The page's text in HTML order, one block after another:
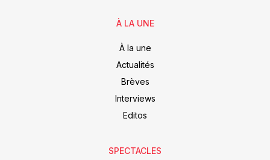
À LA UNE
À la une
Actualités
Brèves
Interviews
Editos
SPECTACLES